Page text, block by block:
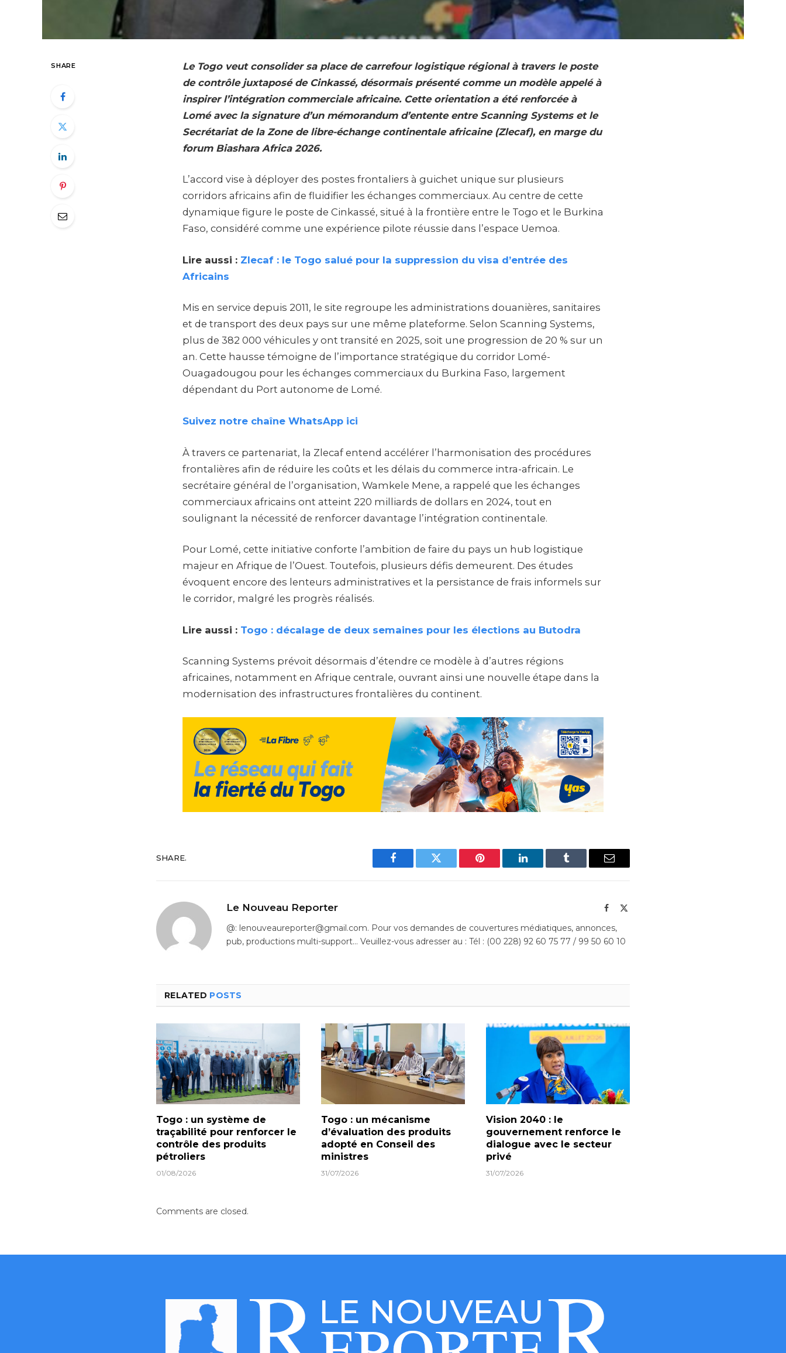
SHARE
Le Togo veut consolider sa place de carrefour logistique régional à travers le poste
de contrôle juxtaposé de Cinkassé, désormais présenté comme un modèle appelé à
inspirer l’intégration commerciale africaine. Cette orientation a été renforcée à
Lomé avec la signature d’un mémorandum d’entente entre Scanning Systems et le
Secrétariat de la Zone de libre-échange continentale africaine (Zlecaf), en marge du
forum Biashara Africa 2026.
L’accord vise à déployer des postes frontaliers à guichet unique sur plusieurs
corridors africains afin de fluidifier les échanges commerciaux. Au centre de cette
dynamique figure le poste de Cinkassé, situé à la frontière entre le Togo et le Burkina
Faso, considéré comme une expérience pilote réussie dans l’espace Uemoa.
Lire aussi : Zlecaf : le Togo salué pour la suppression du visa d’entrée des
Africains
Mis en service depuis 2011, le site regroupe les administrations douanières, sanitaires
et de transport des deux pays sur une même plateforme. Selon Scanning Systems,
plus de 382 000 véhicules y ont transité en 2025, soit une progression de 20 % sur un
an. Cette hausse témoigne de l’importance stratégique du corridor Lomé-
Ouagadougou pour les échanges commerciaux du Burkina Faso, largement
dépendant du Port autonome de Lomé.
Suivez notre chaîne WhatsApp ici
À travers ce partenariat, la Zlecaf entend accélérer l’harmonisation des procédures
frontalières afin de réduire les coûts et les délais du commerce intra-africain. Le
secrétaire général de l’organisation, Wamkele Mene, a rappelé que les échanges
commerciaux africains ont atteint 220 milliards de dollars en 2024, tout en
soulignant la nécessité de renforcer davantage l’intégration continentale.
Pour Lomé, cette initiative conforte l’ambition de faire du pays un hub logistique
majeur en Afrique de l’Ouest. Toutefois, plusieurs défis demeurent. Des études
évoquent encore des lenteurs administratives et la persistance de frais informels sur
le corridor, malgré les progrès réalisés.
Lire aussi : Togo : décalage de deux semaines pour les élections au Butodra
Scanning Systems prévoit désormais d’étendre ce modèle à d’autres régions
africaines, notamment en Afrique centrale, ouvrant ainsi une nouvelle étape dans la
modernisation des infrastructures frontalières du continent.
SHARE.
Facebook Twitter Pinterest LinkedIn Tumblr Email
Le Nouveau Reporter Facebook
@: lenouveaureporter@gmail.com. Pour vos demandes de couvertures médiatiques, annonces,
pub, productions multi-support… Veuillez-vous adresser au : Tél : (00 228) 92 60 75 77 / 99 50 60 10
RELATED POSTS
Togo : un système de
traçabilité pour renforcer le
contrôle des produits
pétroliers
01/08/2026
Togo : un mécanisme
d’évaluation des produits
adopté en Conseil des
ministres
31/07/2026
Vision 2040 : le
gouvernement renforce le
dialogue avec le secteur
privé
31/07/2026
Comments are closed.